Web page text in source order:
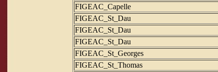
FIGEAC_Capelle
FIGEAC_St_Dau
FIGEAC_St_Dau
FIGEAC_St_Dau
FIGEAC_St_Georges
FIGEAC_St_Thomas